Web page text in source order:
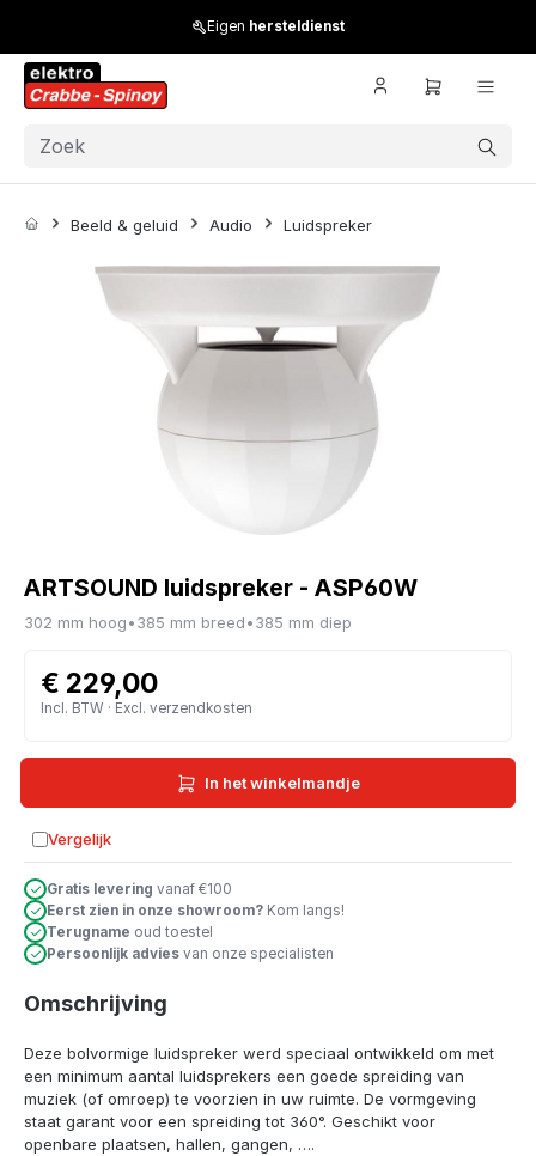
Eigen hersteldienst
Beeld & geluid Audio Luidspreker
Skip image gallery
ARTSOUND luidspreker - ASP60W
302 mm hoog•385 mm breed•385 mm diep
€ 229,00
Incl. BTW · Excl. verzendkosten
In het winkelmandje
Vergelijk
Toevoegen aan vergelijking
Gratis levering vanaf €100
Eerst zien in onze showroom? Kom langs!
Terugname oud toestel
Persoonlijk advies van onze specialisten
Omschrijving
Deze bolvormige luidspreker werd speciaal ontwikkeld om met
een minimum aantal luidsprekers een goede spreiding van
muziek (of omroep) te voorzien in uw ruimte. De vormgeving
staat garant voor een spreiding tot 360°. Geschikt voor
openbare plaatsen, hallen, gangen, ….